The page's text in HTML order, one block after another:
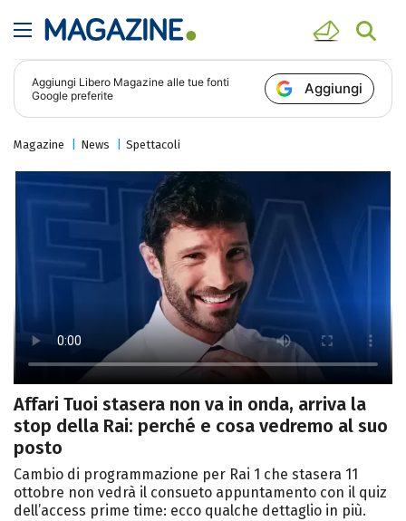
Aggiungi Libero Magazine alle tue fonti
Google preferite
Aggiungi
Magazine News Spettacoli
Affari Tuoi stasera non va in onda, arriva la
stop della Rai: perché e cosa vedremo al suo
posto
Cambio di programmazione per Rai 1 che stasera 11
ottobre non vedrà il consueto appuntamento con il quiz
dell’access prime time: ecco qualche dettaglio in più.